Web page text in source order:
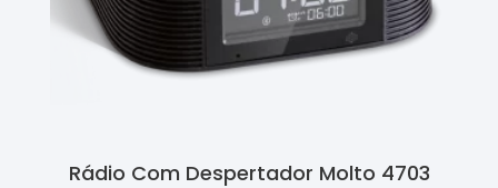
Rádio Com Despertador Molto 4703